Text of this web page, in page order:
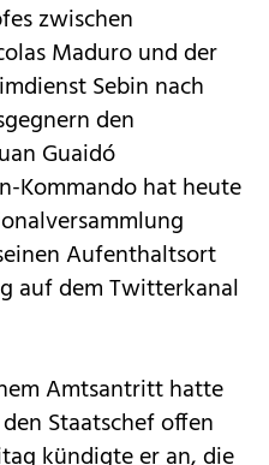
zwischen
Maduro und der
Sebin nach
den
Guaidó
Kommando hat heute
Aufenthaltsort
auf dem Twitterkanal
Amtsantritt hatte
Staatschef offen